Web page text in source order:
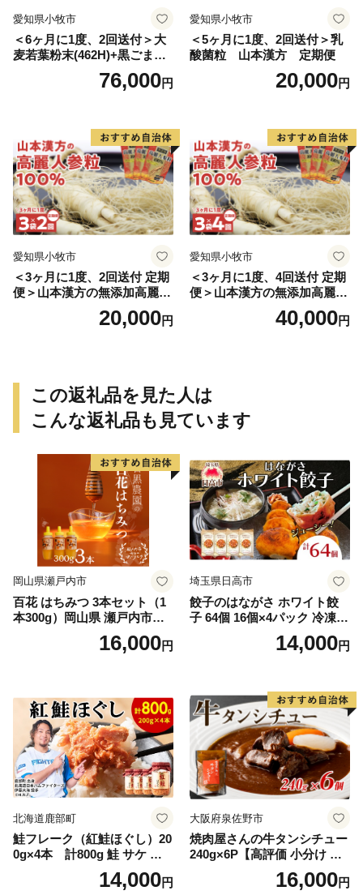
愛知県小牧市
＜6ヶ月に1度、2回送付＞大
麦若葉粉末(462H)+黒ごま黒
豆きな粉+ 糖流茶 山本漢
76,000円
愛知県小牧市
＜5ヶ月に1度、2回送付＞乳
酸菌粒 山本漢方 定期便
20,000円
愛知県小牧市
＜3ヶ月に1度、2回送付 定期
便＞山本漢方の無添加高麗人
20,000円
愛知県小牧市
＜3ヶ月に1度、4回送付 定期
便＞山本漢方の無添加高麗人
40,000円
この返礼品を見た人は
こんな返礼品も見ています
岡山県瀬戸内市
百花 はちみつ 3本セット（1
本300g）岡山県 瀬戸内市産
石黒農園 ヨーグルト パン 砂
糖の代わり 香り高い いい香
16,000円
埼玉県日高市
餃子のはながさ ホワイト餃
子 64個 16個×4パック 冷凍
中華 点心 B級グルメ ご当地
野菜 おつまみ おかず 簡単調
ー ギフト お取り寄せ 日高市
14,000円
北海道鹿部町
鮭フレーク（紅鮭ほぐし）20
0g×4本 計800g 鮭 サケ 鮭
ほぐし サケフレーク シャケ
フレーク 鮭フレーク14,000円
大阪府泉佐野市
焼肉屋さんの牛タンシチュー
240g×6P【高評価 小分け 惣
菜 牛たん 一人暮らし 冷凍】
16,000円